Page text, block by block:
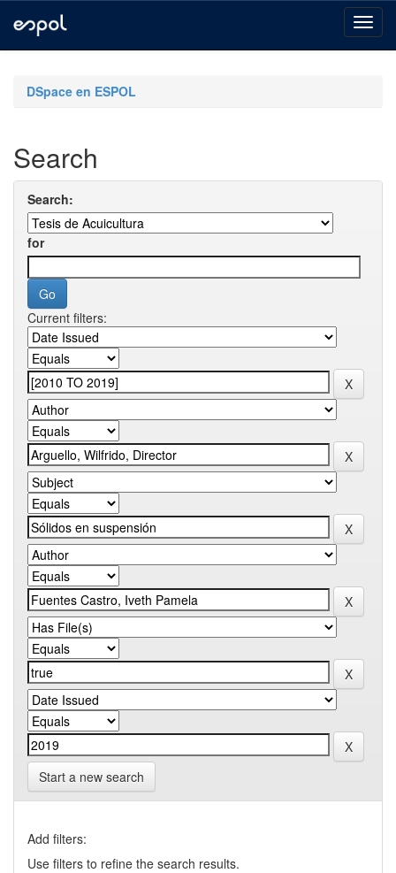
navigationDSpace en ESPOL
Search
Search:
for
Current filters:
Start a new search
Add filters:
Use filters to refine the search results.